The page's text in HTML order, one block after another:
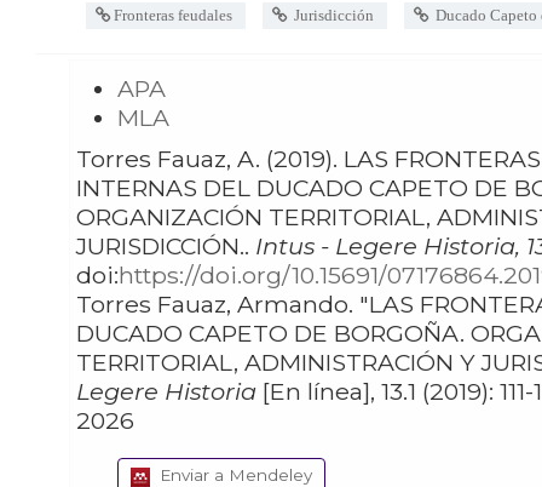
Fronteras feudales Jurisdicción Ducado Capeto
APA
MLA
Torres Fauaz, A. (2019). LAS FRONTERAS
INTERNAS DEL DUCADO CAPETO DE
ORGANIZACIÓN TERRITORIAL,
JURISDICCIÓN.. Intus - Legere Historia,
doi:https://doi.org/10.15691/
Torres Fauaz, Armando. "LAS FRONTERAS INTERNAS DEL
DUCADO CAPETO DE BORGOÑA.
TERRITORIAL, ADMINISTRACIÓN Y
Legere Historia [En línea], 13.1 (2019): 111-
2026
Enviar a Mendeley